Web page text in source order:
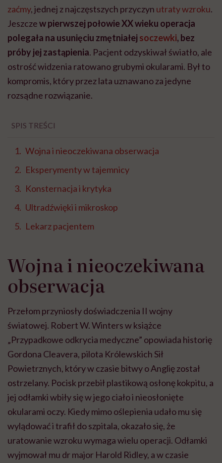
zaćmy, jednej z najczęstszych przyczyn utraty wzroku.
Jeszczew pierwszej połowie XX wieku operacja
polegała na usunięciu zmętniałej soczewki, bez
próby jej zastąpienia. Pacjent odzyskiwał światło, ale
ostrość widzenia ratowano grubymi okularami. Był to
kompromis, który przez lata uznawano za jedyne
rozsądne rozwiązanie.
SPIS TREŚCI
Wojna i nieoczekiwana obserwacja
Eksperymenty w tajemnicy
Konsternacja i krytyka
Ultradźwięki i mikroskop
Lekarz pacjentem
Wojna i nieoczekiwana
obserwacja
Przełom przyniosły doświadczenia II wojny
światowej. Robert W. Winters w książce
„Przypadkowe odkrycia medyczne” opowiada historię
Gordona Cleavera, pilota Królewskich Sił
Powietrznych, który w czasie bitwy o Anglię został
ostrzelany. Pocisk przebił plastikową osłonę kokpitu, a
jej odłamki wbiły się w jego ciało i nieosłonięte
okularami oczy. Kiedy mimo oślepienia udało mu się
wylądować i trafił do szpitala, okazało się, że
uratowanie wzroku wymaga wielu operacji. Odłamki
wyjmował mu dr major Harold Ridley, a w czasie